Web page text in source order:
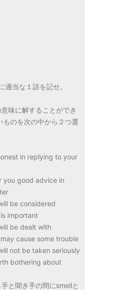
当な１語を記せ。
味に解することができ
ものを次の中から２つ選
in replying to your
you good advice in
be considered
important
be dealt with
cause some trouble
not be taken seriously
bothering about
と聞き手の間にsmellと